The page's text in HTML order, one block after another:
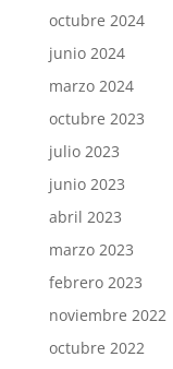
octubre 2024
junio 2024
marzo 2024
octubre 2023
julio 2023
junio 2023
abril 2023
marzo 2023
febrero 2023
noviembre 2022
octubre 2022